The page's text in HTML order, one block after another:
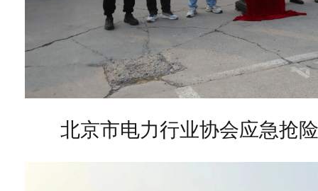
北京市电力行业协会应急抢